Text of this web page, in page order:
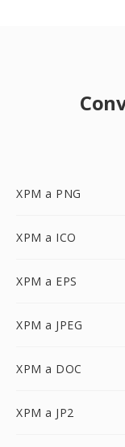
XPM a PNG
XPM a ICO
XPM a EPS
XPM a JPEG
XPM a DOC
XPM a JP2